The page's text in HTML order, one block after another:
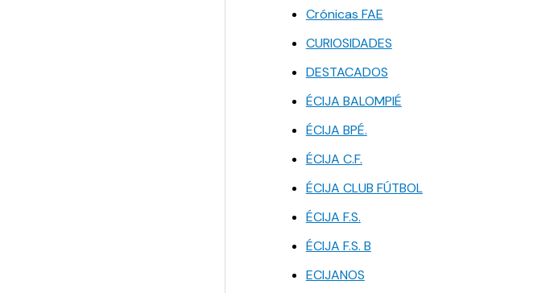
Crónicas FAE
CURIOSIDADES
DESTACADOS
ÉCIJA BALOMPIÉ
ÉCIJA BPÉ.
ÉCIJA C.F.
ÉCIJA CLUB FÚTBOL
ÉCIJA F.S.
ÉCIJA F.S. B
ECIJANOS